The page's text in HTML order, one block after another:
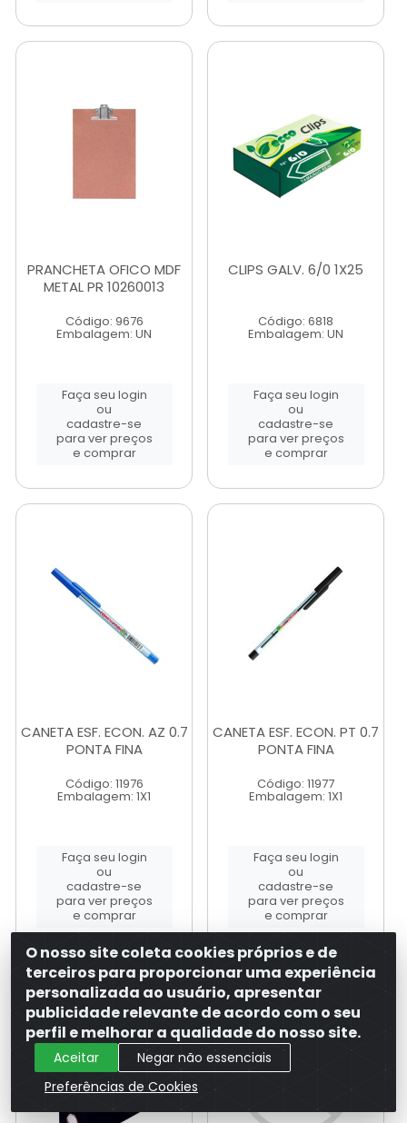
PRANCHETA OFICO MDF
METAL PR 10260013
Código: 9676
Embalagem: UN
Faça seu login
ou
cadastre-se
para ver preços
e comprar
CLIPS GALV. 6/0 1X25
Código: 6818
Embalagem: UN
Faça seu login
ou
cadastre-se
para ver preços
e comprar
CANETA ESF. ECON. AZ 0.7
PONTA FINA
Código: 11976
Embalagem: 1X1
Faça seu login
ou
cadastre-se
para ver preços
e comprar
CANETA ESF. ECON. PT 0.7
PONTA FINA
Código: 11977
Embalagem: 1X1
Faça seu login
ou
cadastre-se
para ver preços
e comprar
O nosso site coleta cookies próprios e de
terceiros para proporcionar uma experiência
personalizada ao usuário, apresentar
publicidade relevante de acordo com o seu
perfil e melhorar a qualidade do nosso site.
Aceitar
Negar não essenciais
Preferências de Cookies